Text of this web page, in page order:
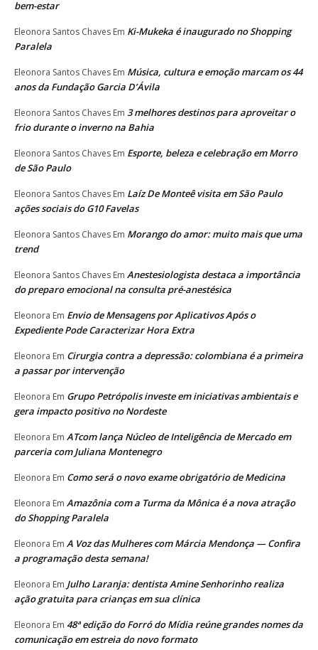
bem-estar
Eleonora Santos Chaves Em Ki-Mukeka é inaugurado no Shopping
Paralela
Eleonora Santos Chaves Em Música, cultura e emoção marcam os 44
anos da Fundação Garcia D’Ávila
Eleonora Santos Chaves Em 3 melhores destinos para aproveitar o
frio durante o inverno na Bahia
Eleonora Santos Chaves Em Esporte, beleza e celebração em Morro
de São Paulo
Eleonora Santos Chaves Em Laíz De Monteê visita em São Paulo
ações sociais do G10 Favelas
Eleonora Santos Chaves Em Morango do amor: muito mais que uma
trend
Eleonora Santos Chaves Em Anestesiologista destaca a importância
do preparo emocional na consulta pré-anestésica
Eleonora Em Envio de Mensagens por Aplicativos Após o
Expediente Pode Caracterizar Hora Extra
Eleonora Em Cirurgia contra a depressão: colombiana é a primeira
a passar por intervenção
Eleonora Em Grupo Petrópolis investe em iniciativas ambientais e
gera impacto positivo no Nordeste
Eleonora Em ATcom lança Núcleo de Inteligência de Mercado em
parceria com Juliana Montenegro
Eleonora Em Como será o novo exame obrigatório de Medicina
Eleonora Em Amazônia com a Turma da Mônica é a nova atração
do Shopping Paralela
Eleonora Em A Voz das Mulheres com Márcia Mendonça — Confira
a programação desta semana!
Eleonora Em Julho Laranja: dentista Amine Senhorinho realiza
ação gratuita para crianças em sua clínica
Eleonora Em 48ª edição do Forró do Mídia reúne grandes nomes da
comunicação em estreia do novo formato